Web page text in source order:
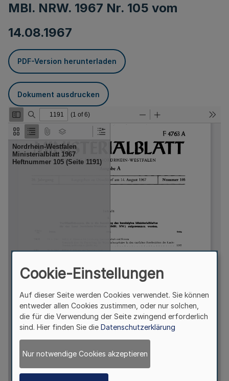
MBl. NRW. 1967 Nr. 105 vom
14.08.1967
PDF-Version herunterladen
Dokument ausdrucken
Cookie-Einstellungen
Auf dieser Seite werden Cookies verwendet. Sie können
entweder allen Cookies zustimmen, oder nur solchen,
die für die Verwendung der Seite zwingend erforderlich
sind. Hier finden Sie die Datenschutzerklärung
Nur notwendige Cookies akzeptieren